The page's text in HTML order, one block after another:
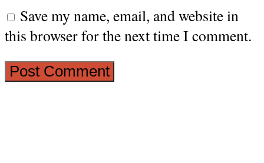
Save my name, email, and website in
this browser for the next time I comment.